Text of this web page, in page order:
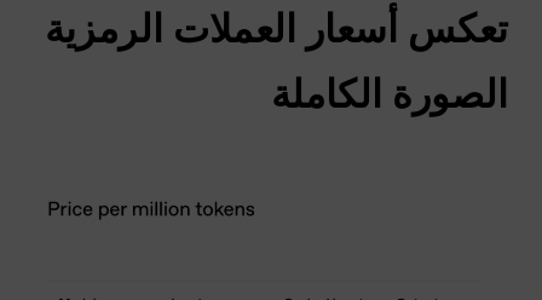
تعكس أسعار العملات الرمزية
الصورة الكاملة